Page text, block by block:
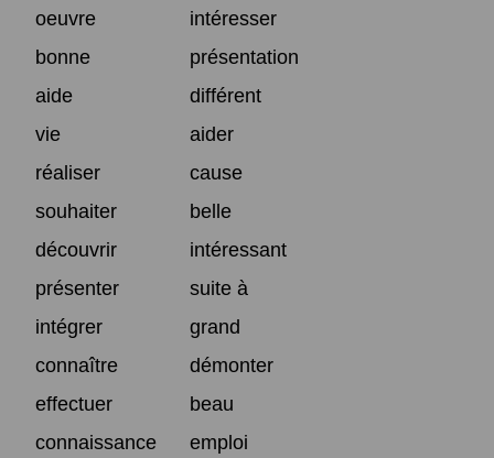
oeuvre
intéresser
bonne
présentation
aide
différent
vie
aider
réaliser
cause
souhaiter
belle
découvrir
intéressant
présenter
suite à
intégrer
grand
connaître
démonter
effectuer
beau
connaissance
emploi